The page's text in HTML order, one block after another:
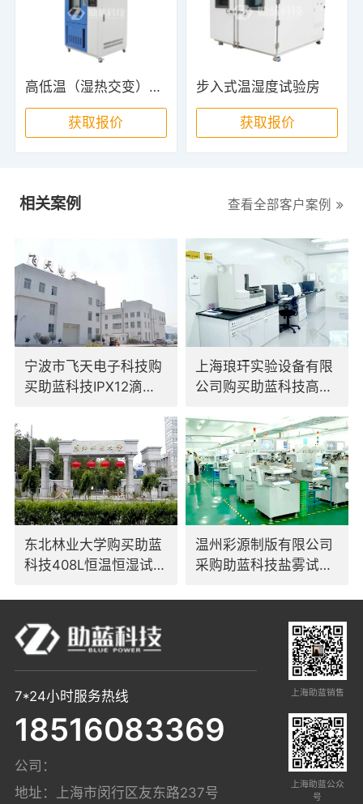
高低温（湿热交变）试验箱
获取报价
步入式温湿度试验房
获取报价
相关案例 查看全部客户案例
宁波市飞天电子科技购
买助蓝科技IPX12滴水
上海琅玕实验设备有限
公司购买助蓝科技高低
东北林业大学购买助蓝
科技408L恒温恒湿试验
温州彩源制版有限公司
采购助蓝科技盐雾试验
7*24小时服务热线
18516083369
公司：
地址：上海市闵行区友东路237号
上海助蓝销售
上海助蓝公众
号